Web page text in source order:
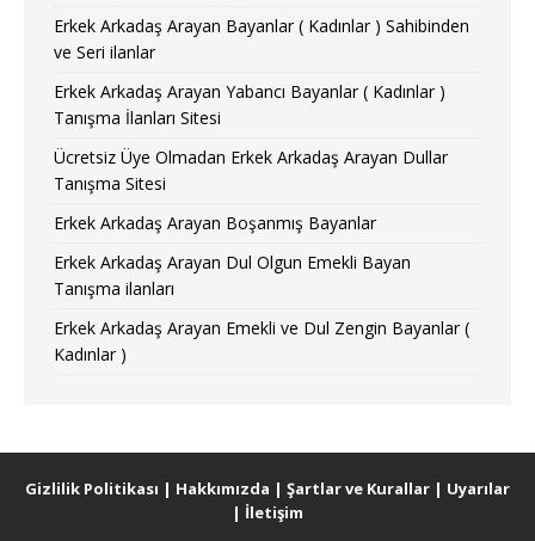
Erkek Arkadaş Arayan Bayanlar ( Kadınlar ) Sahibinden
ve Seri ilanlar
Erkek Arkadaş Arayan Yabancı Bayanlar ( Kadınlar )
Tanışma İlanları Sitesi
Ücretsiz Üye Olmadan Erkek Arkadaş Arayan Dullar
Tanışma Sitesi
Erkek Arkadaş Arayan Boşanmış Bayanlar
Erkek Arkadaş Arayan Dul Olgun Emekli Bayan
Tanışma ilanları
Erkek Arkadaş Arayan Emekli ve Dul Zengin Bayanlar (
Kadınlar )
Gizlilik Politikası | Hakkımızda | Şartlar ve Kurallar | Uyarılar
| İletişim